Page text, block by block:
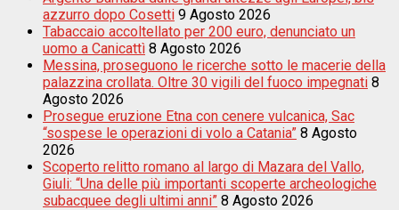
azzurro dopo Cosetti 9 Agosto 2026
Tabaccaio accoltellato per 200 euro, denunciato un
uomo a Canicattì 8 Agosto 2026
Messina, proseguono le ricerche sotto le macerie della
palazzina crollata. Oltre 30 vigili del fuoco impegnati 8
Agosto 2026
Prosegue eruzione Etna con cenere vulcanica, Sac
“sospese le operazioni di volo a Catania” 8 Agosto
2026
Scoperto relitto romano al largo di Mazara del Vallo,
Giuli: “Una delle più importanti scoperte archeologiche
subacquee degli ultimi anni” 8 Agosto 2026